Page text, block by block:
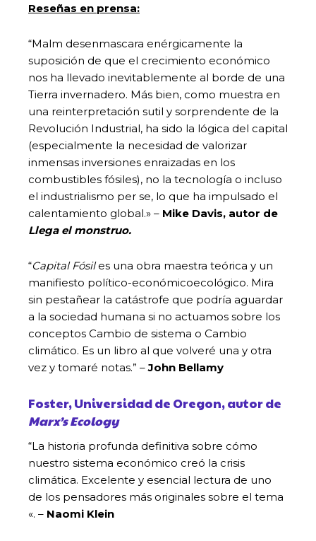
Reseñas en prensa:
“Malm desenmascara enérgicamente la
suposición de que el crecimiento económico
nos ha llevado inevitablemente al borde de una
Tierra invernadero. Más bien, como muestra en
una reinterpretación sutil y sorprendente de la
Revolución Industrial, ha sido la lógica del capital
(especialmente la necesidad de valorizar
inmensas inversiones enraizadas en los
combustibles fósiles), no la tecnología o incluso
el industrialismo per se, lo que ha impulsado el
calentamiento global.» – Mike Davis, autor de
Llega el monstruo.
“Capital Fósiles una obra maestra teórica y un
manifiesto político-económicoecológico. Mira
sin pestañear la catástrofe que podría aguardar
a la sociedad humana si no actuamos sobre los
conceptos Cambio de sistema o Cambio
climático. Es un libro al que volveré una y otra
vez y tomaré notas.” –John Bellamy
Foster, Universidad de Oregon, autor de
Marx’s Ecology
“La historia profunda definitiva sobre cómo
nuestro sistema económico creó la crisis
climática. Excelente y esencial lectura de uno
de los pensadores más originales sobre el tema
«. – Naomi Klein